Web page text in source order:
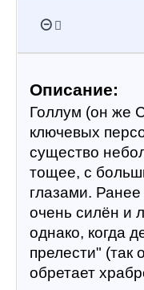
Описание:
Голлум (он же
ключевых
существо
тощее, с
глазами.
очень силён и
однако, когда
прелести" (так
обретает